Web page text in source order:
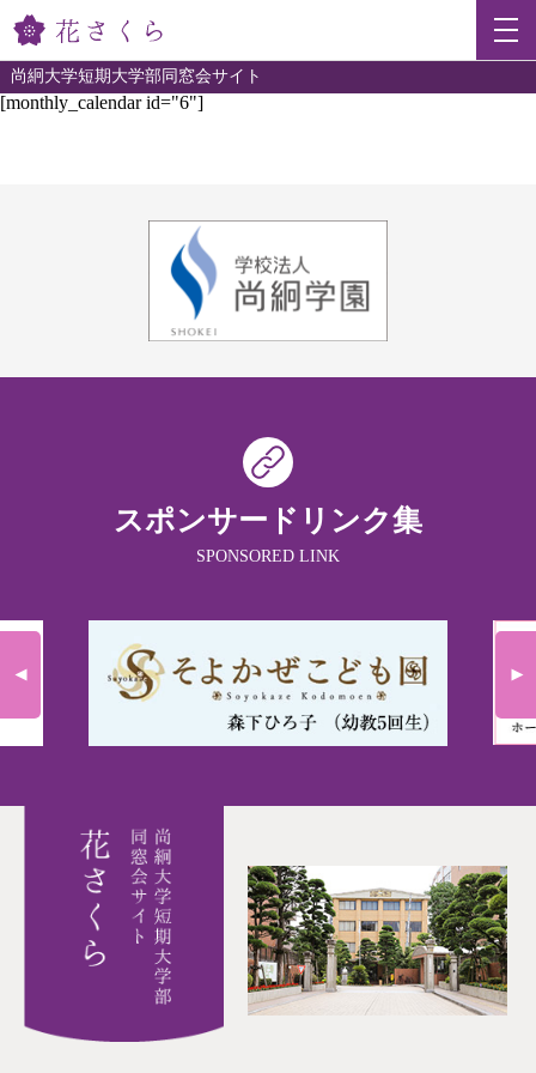
尚絅大学短期大学部同窓会サイト
[monthly_calendar id="6"]
スポンサードリンク集
SPONSORED LINK